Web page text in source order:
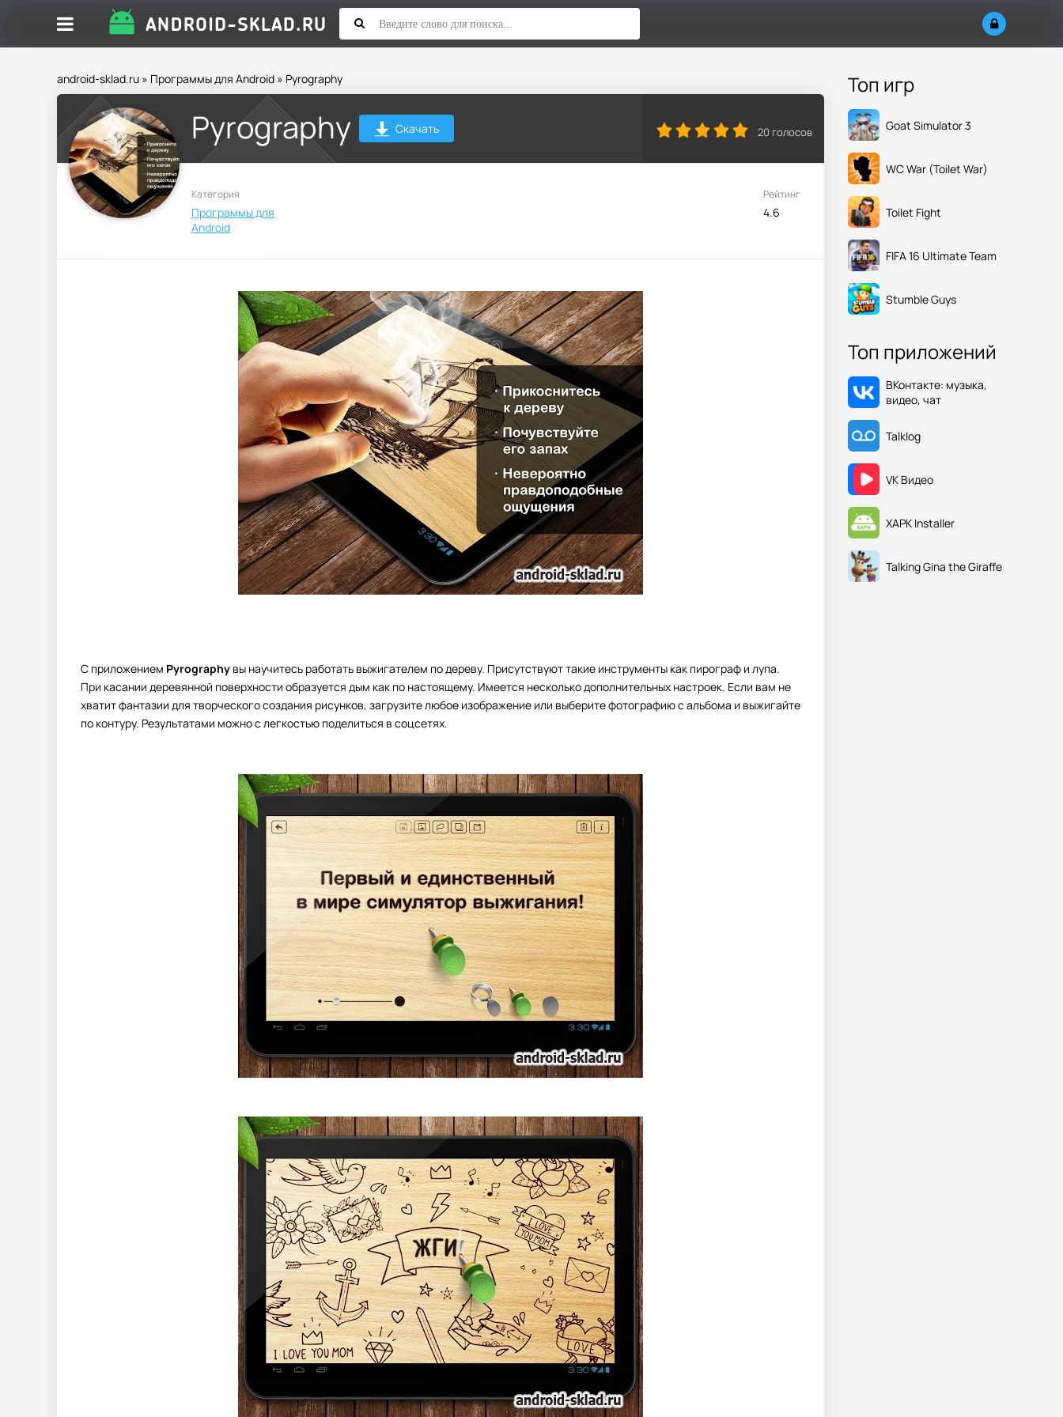
android-sklad.ru » Программы для Android » Pyrography
Pyrography Скачать 20 голосов
Категория
Программы для
Android
Рейтинг
4.6
С приложением Pyrography вы научитесь работать выжигателем по дереву. Присутствуют такие инструменты как пирограф и лупа.
При касании деревянной поверхности образуется дым как по настоящему. Имеется несколько дополнительных настроек. Если вам не
хватит фантазии для творческого создания рисунков, загрузите любое изображение или выберите фотографию с альбома и выжигайте
по контуру. Результатами можно с легкостью поделиться в соцсетях.
Топ игр
Goat Simulator 3
WC War (Toilet War)
Toilet Fight
FIFA 16 Ultimate Team
Stumble Guys
Топ приложений
ВКонтакте: музыка,
видео, чат
Talklog
VK Видео
XAPK Installer
Talking Gina the Giraffe